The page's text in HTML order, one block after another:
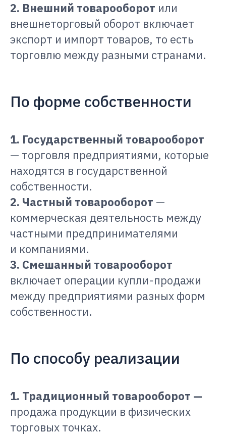
2. Внешний товарооборот или
внешнеторговый оборот включает
экспорт и импорт товаров, то есть
торговлю между разными странами.
По форме собственности
1. Государственный товарооборот
— торговля предприятиями, которые
находятся в государственной
собственности.
2. Частный товарооборот —
коммерческая деятельность между
частными предпринимателями
и компаниями.
3. Смешанный товарооборот
включает операции купли-продажи
между предприятиями разных форм
собственности.
По способу реализации
1. Традиционный товарооборот —
продажа продукции в физических
торговых точках.